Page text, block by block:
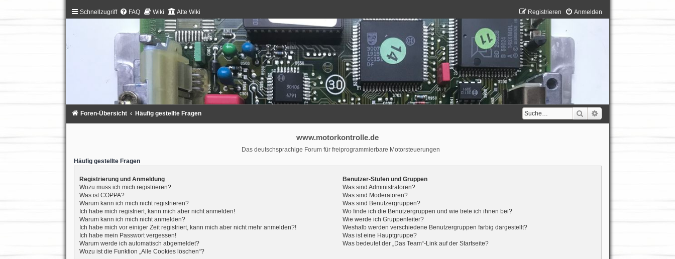
Schnellzugriff FAQ Wiki Alte Wiki Anmelden
Registrieren
Suche
Foren-Übersicht Häufig gestellte Fragen
www.motorkontrolle.de
Das deutschsprachige Forum für freiprogrammierbare Motorsteuerungen
Häufig gestellte Fragen
Registrierung und Anmeldung
Wozu muss ich mich registrieren?
Was ist COPPA?
Warum kann ich mich nicht registrieren?
Ich habe mich registriert, kann mich aber nicht anmelden!
Warum kann ich mich nicht anmelden?
Ich habe mich vor einiger Zeit registriert, kann mich aber nicht mehr anmelden?!
Ich habe mein Passwort vergessen!
Warum werde ich automatisch abgemeldet?
Wozu ist die Funktion „Alle Cookies löschen“?
Benutzer-Stufen und Gruppen
Was sind Administratoren?
Was sind Moderatoren?
Was sind Benutzergruppen?
Wo finde ich die Benutzergruppen und wie trete ich ihnen bei?
Wie werde ich Gruppenleiter?
Weshalb werden verschiedene Benutzergruppen farbig dargestellt?
Was ist eine Hauptgruppe?
Was bedeutet der „Das Team“-Link auf der Startseite?